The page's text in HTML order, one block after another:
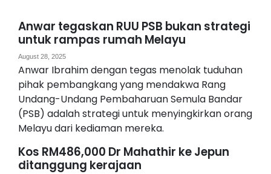
Anwar tegaskan RUU PSB bukan strategi
untuk rampas rumah Melayu
August 28, 2025
Anwar Ibrahim dengan tegas menolak tuduhan
pihak pembangkang yang mendakwa Rang
Undang-Undang Pembaharuan Semula Bandar
(PSB) adalah strategi untuk menyingkirkan orang
Melayu dari kediaman mereka.
Kos RM486,000 Dr Mahathir ke Jepun
ditanggung kerajaan